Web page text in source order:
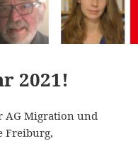
2021!
AG Migration und
Freiburg,